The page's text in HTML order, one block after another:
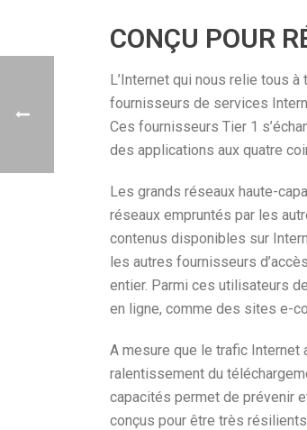
CONÇU POUR
L’Internet qui nous relie tous
fournisseurs de services
Ces fournisseurs Tier 1
des applications aux quatre
Les grands réseaux haute-
réseaux empruntés par les
contenus disponibles sur
les autres fournisseurs
entier. Parmi ces utilisateurs
en ligne, comme des sites e-
A mesure que le trafic Internet
ralentissement du
capacités permet de prévenir
conçus pour être très